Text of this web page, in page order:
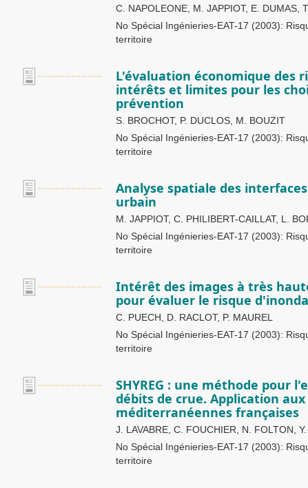
C. NAPOLEONE, M. JAPPIOT, E. DUMAS,
No Spécial Ingénieries-EAT-17 (2003):
territoire
L'évaluation économique des
intérêts et limites pour les
prévention
S. BROCHOT, P. DUCLOS, M. BOUZIT
No Spécial Ingénieries-EAT-17 (2003):
territoire
Analyse spatiale des
urbain
M. JAPPIOT, C. PHILIBERT-CAILLAT, L.
No Spécial Ingénieries-EAT-17 (2003):
territoire
Intérêt des images à très
pour évaluer le risque
C. PUECH, D. RACLOT, P. MAUREL
No Spécial Ingénieries-EAT-17 (2003):
territoire
SHYREG : une méthode pour
débits de crue. Application
méditerranéennes françaises
J. LAVABRE, C. FOUCHIER, N. FOLTON,
No Spécial Ingénieries-EAT-17 (2003):
territoire